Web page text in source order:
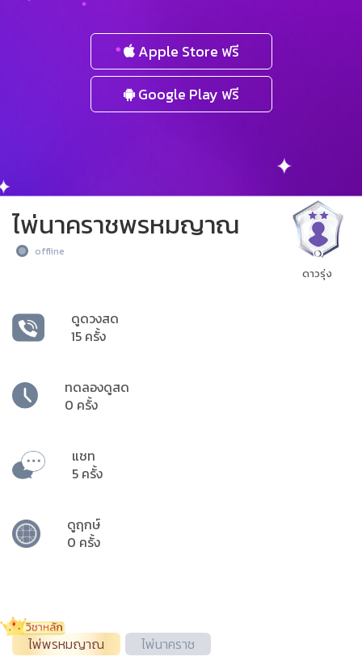
Apple Store ฟรี
Google Play ฟรี
ไพ่นาคราชพรหมญาณ
offline
ดูดวงสด
15 ครั้ง
ทดลองดูสด
0 ครั้ง
แชท
5 ครั้ง
ดูฤกษ์
0 ครั้ง
ดาวรุ่ง
ไพ่พรหมญาณ
ไพ่นาคราช